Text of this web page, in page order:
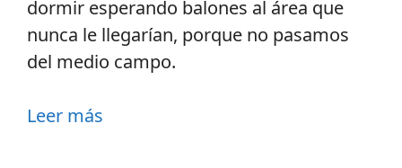
dormir esperando balones al área que
nunca le llegarían, porque no pasamos
del medio campo.
Leer más